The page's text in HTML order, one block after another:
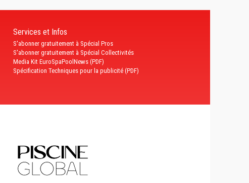
Services et Infos
S'abonner gratuitement à Spécial Pros
S'abonner gratuitement à Spécial Collectivités
Media Kit EuroSpaPoolNews (PDF)
Spécification Techniques pour la publicité (PDF)